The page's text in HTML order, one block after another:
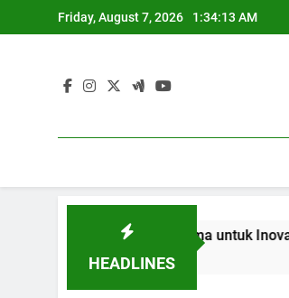
to
Friday, August 7, 2026 1:34:14 AM
HEADLINES
Kerjasama untuk Inovasi Baru